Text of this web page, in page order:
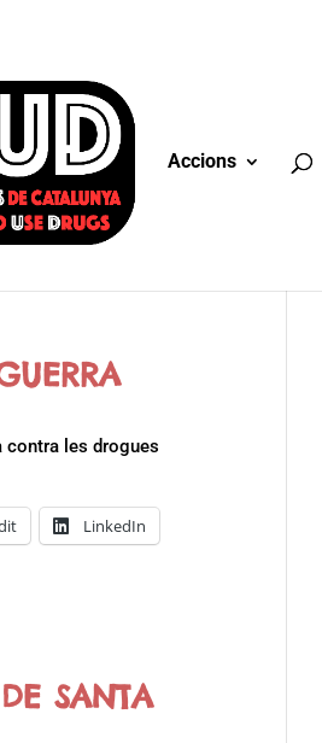
Accions
contra les drogues
LinkedIn
SANTA